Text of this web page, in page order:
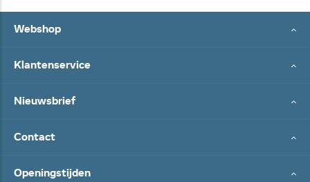
Webshop
Klantenservice
Nieuwsbrief
Contact
Openingstijden